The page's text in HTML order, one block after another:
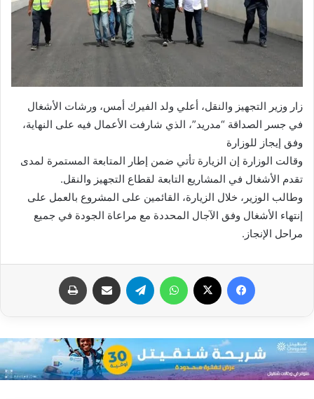
زار وزير التجهيز والنقل، أعلي ولد الفيرك أمس، ورشات الأشغال
في جسر الصداقة “مدريد”، الذي شارفت الأعمال فيه على النهاية،
وفق إيجاز للوزارة
وقالت الوزارة إن الزيارة تأتي ضمن إطار المتابعة المستمرة لمدى
تقدم الأشغال في المشاريع التابعة لقطاع التجهيز والنقل.
وطالب الوزير، خلال الزيارة، القائمين على المشروع بالعمل على
إنتهاء الأشغال وفق الآجال المحددة مع مراعاة الجودة في جميع
مراحل الإنجاز.
فيسبوك واتساب تيلقرام مشاركة عبر البريد